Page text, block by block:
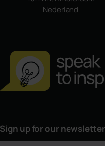
Nederland
Sign up for our newsletter